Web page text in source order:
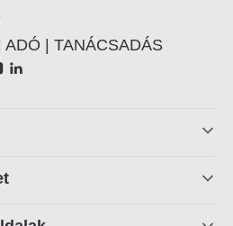
| TANÁCSADÁS